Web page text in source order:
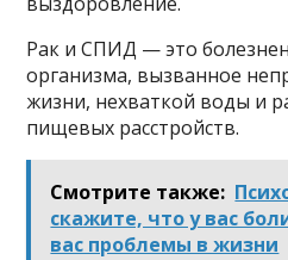
Рак и СПИД — это
организма, вызванное
жизни, нехваткой воды и
пищевых расстройств.
Смотрите также:
скажите, что у вас
вас проблемы в жизни